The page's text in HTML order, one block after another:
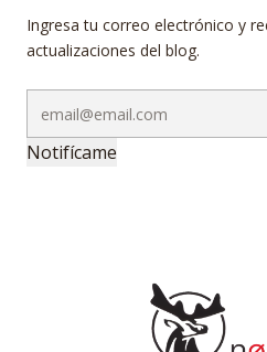
Ingresa tu correo electrónico y
actualizaciones del blog.
Notifícame